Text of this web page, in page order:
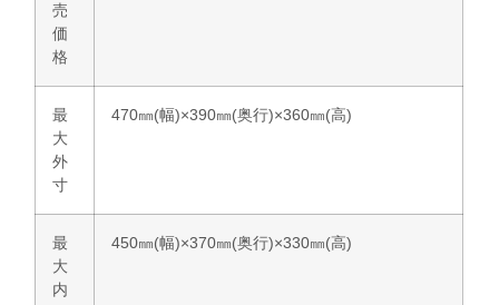
売
価
格
最
大
外
寸
470㎜(幅)×390㎜(奥行)×360㎜(高)
最
大
内
450㎜(幅)×370㎜(奥行)×330㎜(高)